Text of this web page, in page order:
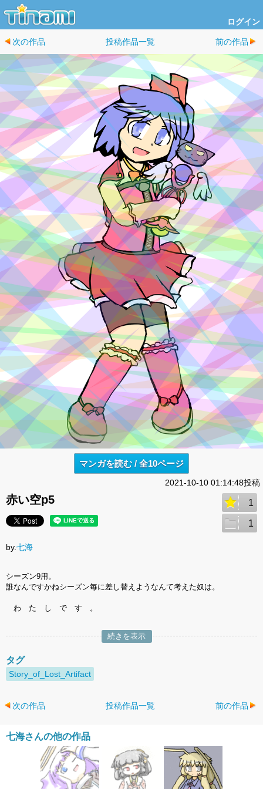
ログイン
次の作品 投稿作品一覧 前の作品
マンガを読む / 全10ページ
2021-10-10 01:14:48投稿
赤い空p5 1
1
by.七海
シーズン9用。
誰なんですかねシーズン毎に差し替えようなんて考えた奴は。
わ た し で す 。
続きを表示
タグ
Story_of_Lost_Artifact
次の作品 投稿作品一覧 前の作品
七海さんの他の作品